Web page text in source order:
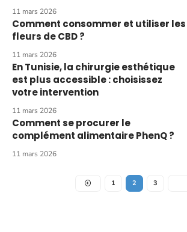
11 mars 2026
Comment consommer et utiliser les
fleurs de CBD ?
11 mars 2026
En Tunisie, la chirurgie esthétique
est plus accessible : choisissez
votre intervention
11 mars 2026
Comment se procurer le
complément alimentaire PhenQ ?
11 mars 2026
1 2 3